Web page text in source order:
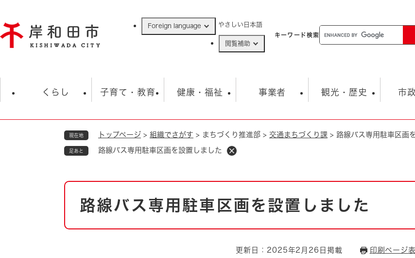
ジ
の
Foreign language やさしい日本語
閲覧補助
キーワード検索
くらし
住民票・戸籍
ごみ・衛生・動物 救急・消防
防災・防犯 上水道・下水道
自然・環境・公園
子育て・教育
学校 子育て
健康・福祉
福祉・健康・生活 生涯学習・スポーツ
事業者
入札・契約情報 まちづくり・
環境 福祉・介護
観光・歴史
観光 観光スポット
市
市の概要 総合計画
市政 職員採用情報
市役所・施設の案内
オープンデータ
現在地 トップページ > 組織でさがす > まちづくり推進部 > 交通まちづくり課 > 路線バス専用駐車区画
足あと 路線バス専用駐車区画を設置しました
本
路線バス専用駐車区画を設置しました
更新日：2025年2月26日掲載 印刷ページ